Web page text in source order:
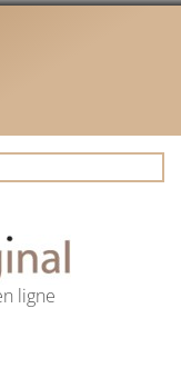
ligne